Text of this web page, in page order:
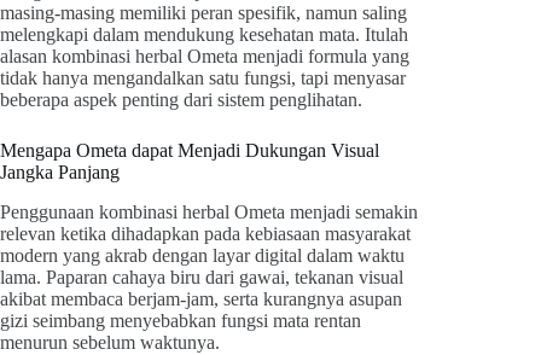
masing-masing memiliki peran spesifik, namun saling
melengkapi dalam mendukung kesehatan mata. Itulah
alasan kombinasi herbal Ometa menjadi formula yang
tidak hanya mengandalkan satu fungsi, tapi menyasar
beberapa aspek penting dari sistem penglihatan.
Mengapa Ometa dapat Menjadi Dukungan Visual
Jangka Panjang
Penggunaan kombinasi herbal Ometa menjadi semakin
relevan ketika dihadapkan pada kebiasaan masyarakat
modern yang akrab dengan layar digital dalam waktu
lama. Paparan cahaya biru dari gawai, tekanan visual
akibat membaca berjam-jam, serta kurangnya asupan
gizi seimbang menyebabkan fungsi mata rentan
menurun sebelum waktunya.